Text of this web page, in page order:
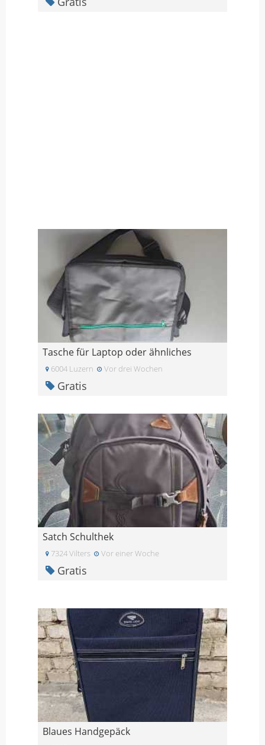
Tasche für Laptop oder ähnliches
6004 Luzern Vor drei Wochen
Gratis
Satch Schulthek
7324 Vilters Vor einer Woche
Gratis
Blaues Handgepäck